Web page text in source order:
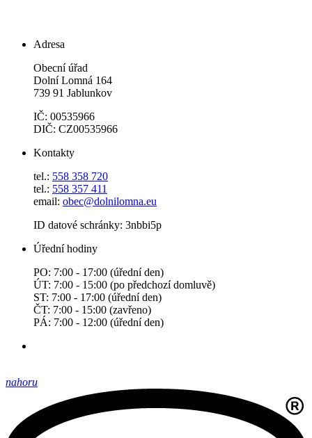
Adresa
Obecní úřad
Dolní Lomná 164
739 91 Jablunkov
IČ: 00535966
DIČ: CZ00535966
Kontakty
tel.: 558 358 720
tel.: 558 357 411
email: obec@dolnilomna.eu
ID datové schránky: 3nbbi5p
Úřední hodiny
PO: 7:00 - 17:00 (úřední den)
ÚT: 7:00 - 15:00 (po předchozí domluvě)
ST: 7:00 - 17:00 (úřední den)
ČT: 7:00 - 15:00 (zavřeno)
PÁ: 7:00 - 12:00 (úřední den)
nahoru